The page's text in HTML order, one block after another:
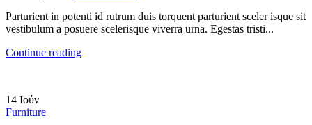
Parturient in potenti id rutrum duis torquent parturient sceler isque sit
vestibulum a posuere scelerisque viverra urna. Egestas tristi...
Continue reading
14 Ιούν
Furniture